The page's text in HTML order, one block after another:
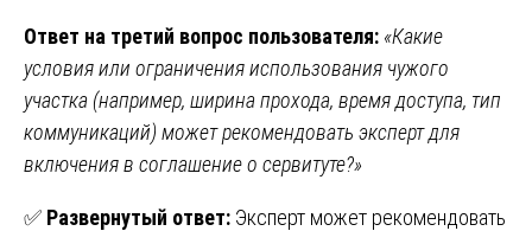
Ответ на третий вопрос пользователя: «Какие
условия или ограничения использования чужого
участка (например, ширина прохода, время доступа, тип
коммуникаций) может рекомендовать эксперт для
включения в соглашение о сервитуте?»
✅ Развернутый ответ: Эксперт может рекомендовать